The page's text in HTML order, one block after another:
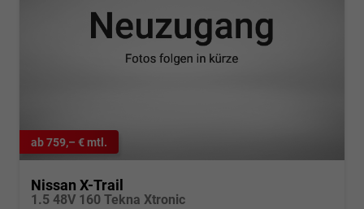
ab 759,– € mtl.
Nissan X-Trail
1.5 48V 160 Tekna Xtronic